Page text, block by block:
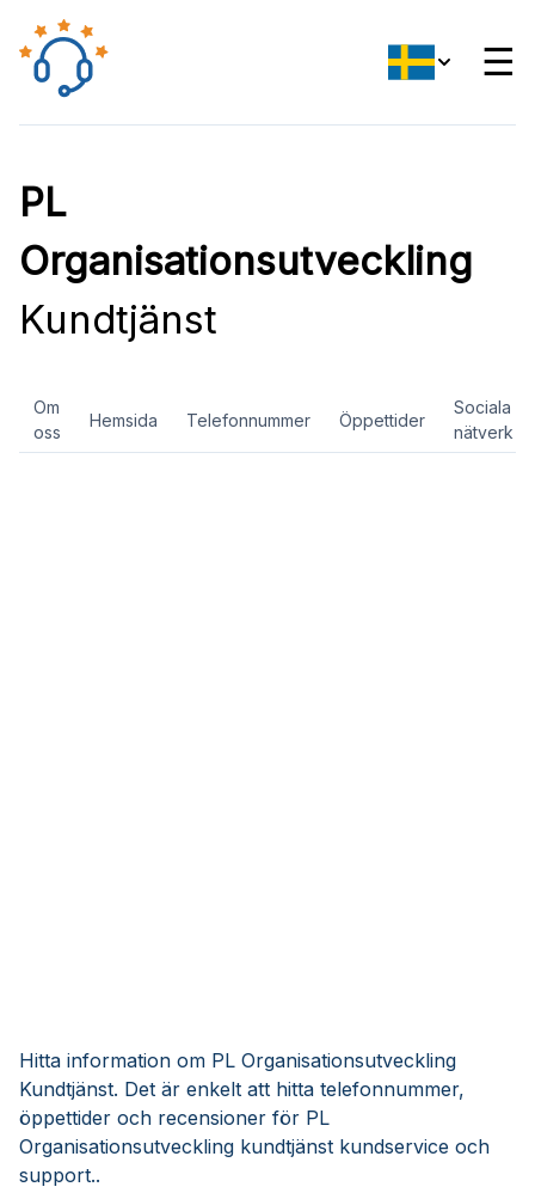
☰
PL
Organisationsutveckling
Kundtjänst
Om
oss
Hemsida Telefonnummer Öppettider
Sociala
nätverk
Hitta information om PL Organisationsutveckling
Kundtjänst. Det är enkelt att hitta telefonnummer,
öppettider och recensioner för PL
Organisationsutveckling kundtjänst kundservice och
support..